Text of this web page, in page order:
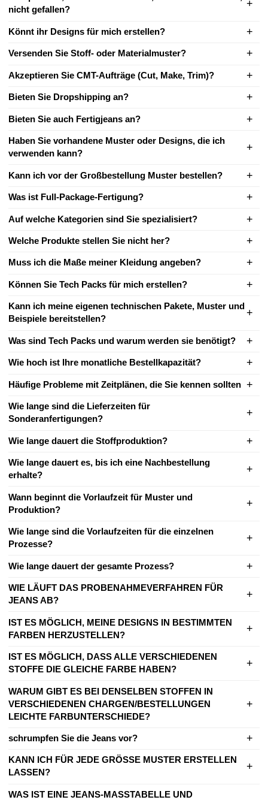
nicht gefallen?
Könnt ihr Designs für mich erstellen?
Versenden Sie Stoff- oder Materialmuster?
Akzeptieren Sie CMT-Aufträge (Cut, Make, Trim)?
Bieten Sie Dropshipping an?
Bieten Sie auch Fertigjeans an?
Haben Sie vorhandene Muster oder Designs, die ich
verwenden kann?
Kann ich vor der Großbestellung Muster bestellen?
Was ist Full-Package-Fertigung?
Auf welche Kategorien sind Sie spezialisiert?
Welche Produkte stellen Sie nicht her?
Muss ich die Maße meiner Kleidung angeben?
Können Sie Tech Packs für mich erstellen?
Kann ich meine eigenen technischen Pakete, Muster und
Beispiele bereitstellen?
Was sind Tech Packs und warum werden sie benötigt?
Wie hoch ist Ihre monatliche Bestellkapazität?
Häufige Probleme mit Zeitplänen, die Sie kennen sollten
Wie lange sind die Lieferzeiten für
Sonderanfertigungen?
Wie lange dauert die Stoffproduktion?
Wie lange dauert es, bis ich eine Nachbestellung
erhalte?
Wann beginnt die Vorlaufzeit für Muster und
Produktion?
Wie lange sind die Vorlaufzeiten für die einzelnen
Prozesse?
Wie lange dauert der gesamte Prozess?
WIE LÄUFT DAS PROBENAHMEVERFAHREN FÜR
JEANS AB?
IST ES MÖGLICH, MEINE DESIGNS IN BESTIMMTEN
FARBEN HERZUSTELLEN?
IST ES MÖGLICH, DASS ALLE VERSCHIEDENEN
STOFFE DIE GLEICHE FARBE HABEN?
WARUM GIBT ES BEI DENSELBEN STOFFEN IN
VERSCHIEDENEN CHARGEN/BESTELLUNGEN
LEICHTE FARBUNTERSCHIEDE?
schrumpfen Sie die Jeans vor?
KANN ICH FÜR JEDE GRÖSSE MUSTER ERSTELLEN
LASSEN?
WAS IST EINE JEANS-MASSTABELLE UND